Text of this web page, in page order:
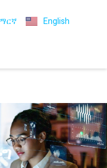
English